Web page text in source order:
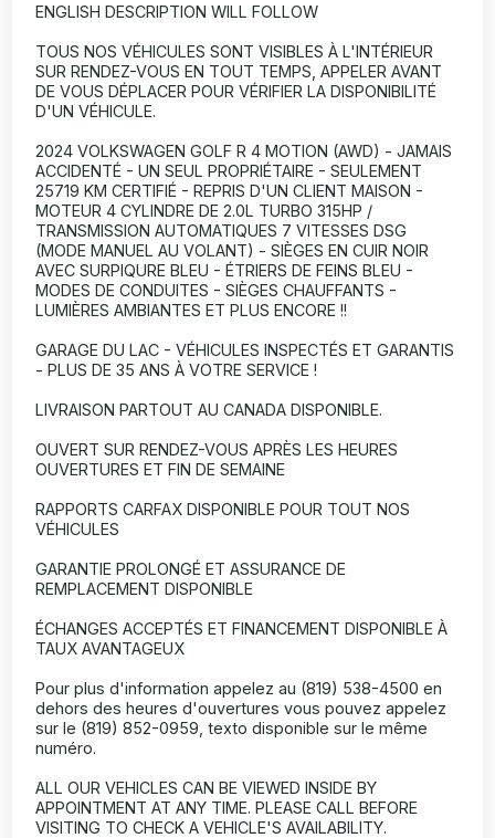
ENGLISH DESCRIPTION WILL FOLLOW
TOUS NOS VÉHICULES SONT VISIBLES À L'INTÉRIEUR
SUR RENDEZ-VOUS EN TOUT TEMPS, APPELER AVANT
DE VOUS DÉPLACER POUR VÉRIFIER LA DISPONIBILITÉ
D'UN VÉHICULE.
2024 VOLKSWAGEN GOLF R 4 MOTION (AWD) - JAMAIS
ACCIDENTÉ - UN SEUL PROPRIÉTAIRE - SEULEMENT
25719 KM CERTIFIÉ - REPRIS D'UN CLIENT MAISON -
MOTEUR 4 CYLINDRE DE 2.0L TURBO 315HP /
TRANSMISSION AUTOMATIQUES 7 VITESSES DSG
(MODE MANUEL AU VOLANT) - SIÈGES EN CUIR NOIR
AVEC SURPIQURE BLEU - ÉTRIERS DE FEINS BLEU -
MODES DE CONDUITES - SIÈGES CHAUFFANTS -
LUMIÈRES AMBIANTES ET PLUS ENCORE !!
GARAGE DU LAC - VÉHICULES INSPECTÉS ET GARANTIS
- PLUS DE 35 ANS À VOTRE SERVICE !
LIVRAISON PARTOUT AU CANADA DISPONIBLE.
OUVERT SUR RENDEZ-VOUS APRÈS LES HEURES
OUVERTURES ET FIN DE SEMAINE
RAPPORTS CARFAX DISPONIBLE POUR TOUT NOS
VÉHICULES
GARANTIE PROLONGÉ ET ASSURANCE DE
REMPLACEMENT DISPONIBLE
ÉCHANGES ACCEPTÉS ET FINANCEMENT DISPONIBLE À
TAUX AVANTAGEUX
Pour plus d'information appelez au (819) 538-4500 en
dehors des heures d'ouvertures vous pouvez appelez
sur le (819) 852-0959, texto disponible sur le même
numéro.
ALL OUR VEHICLES CAN BE VIEWED INSIDE BY
APPOINTMENT AT ANY TIME. PLEASE CALL BEFORE
VISITING TO CHECK A VEHICLE'S AVAILABILITY.